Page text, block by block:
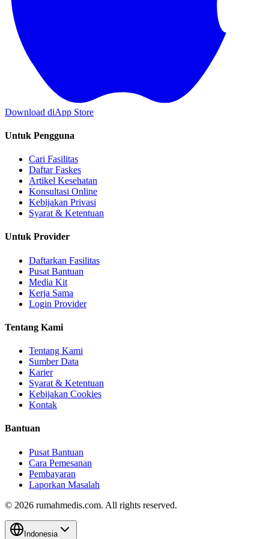
Download diApp Store
Untuk Pengguna
Cari Fasilitas
Daftar Faskes
Artikel Kesehatan
Konsultasi Online
Kebijakan Privasi
Syarat & Ketentuan
Untuk Provider
Daftarkan Fasilitas
Pusat Bantuan
Media Kit
Kerja Sama
Login Provider
Tentang Kami
Tentang Kami
Sumber Data
Karier
Syarat & Ketentuan
Kebijakan Cookies
Kontak
Bantuan
Pusat Bantuan
Cara Pemesanan
Pembayaran
Laporkan Masalah
© 2026 rumahmedis.com. All rights reserved.
Indonesia